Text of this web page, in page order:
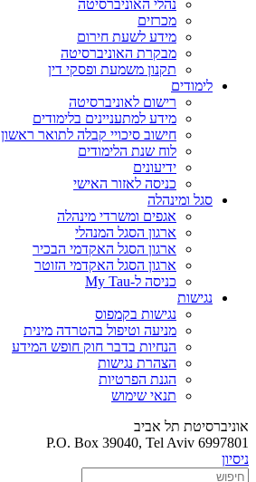
נהלי האוניברסיטה
מכרזים
מידע לשעת חירום
מבקרת האוניברסיטה
תקנון משמעת ופסקי דין
לימודים
רישום לאוניברסיטה
מידע למתעניינים בלימודים
חישוב סיכויי קבלה לתואר ראשון
לוח שנת הלימודים
ידיעונים
כניסה לאזור האישי
סגל ומינהלה
אגפים ומשרדי מינהלה
ארגון הסגל המנהלי
ארגון הסגל האקדמי הבכיר
ארגון הסגל האקדמי הזוטר
כניסה ל-My Tau
נגישות
נגישות בקמפוס
מניעה וטיפול בהטרדה מינית
הנחיות בדבר חוק חופש המידע
הצהרת נגישות
הגנת הפרטיות
תנאי שימוש
אוניברסיטת תל אביב
P.O. Box 39040, Tel Aviv 6997801
ניסיון